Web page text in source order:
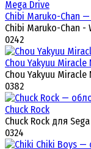
Chibi Maruko-Chan
Chibi Maruko-Chan -
0242
Chou Yakyuu Miracle
Chou Yakyuu
0382
Chuck Rock
Chuck Rock для
0324